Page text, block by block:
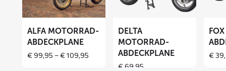
Abdeckplane
ALFA MOTORRAD-
ABDECKPLANE
€99,95 –€109,95Price
Abdeckplane
DELTA
MOTORRAD-
ABDECKPLANE
€69,95
€